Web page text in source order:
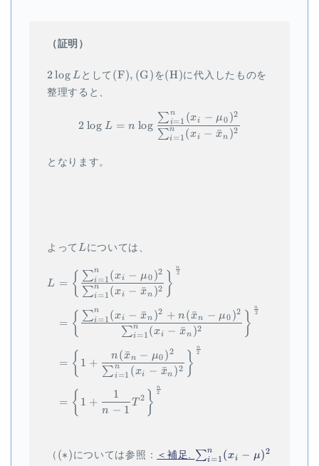
（証明）
2
\log
L
2log L として \mathrm{(F),
(F), (G) を\mathrm{(H)}
(H)に代入したものを
整理すると、
\begin{aligned} 2 \log L =
2 log L = n log
∑i=1
n (xi − x
ˉn )2
∑i=1
n (xi − μ0 )2
となります。
よって L
L については、
\begin{aligned} L &=
L = { ∑i=1
n (xi − x
ˉn )2
∑i=1
n (xi − μ0 )2 } 2
n
= { ∑i=1
n (xi − x
ˉn )2
∑i=1
n (xi − x
ˉn )2 + n(x
ˉn − μ0 )2 } 2
n
= { 1 +
∑i=1
n (xi − x
ˉn )2
n(x
ˉn − μ0 )2 } 2
n
= { 1 +
n − 1
1
T 2 } 2
n
（ \mathrm{(*)}
(∗) については参照： ＜補足. \sum_{i=1}^n
∑i=1
n (xi − μ)2